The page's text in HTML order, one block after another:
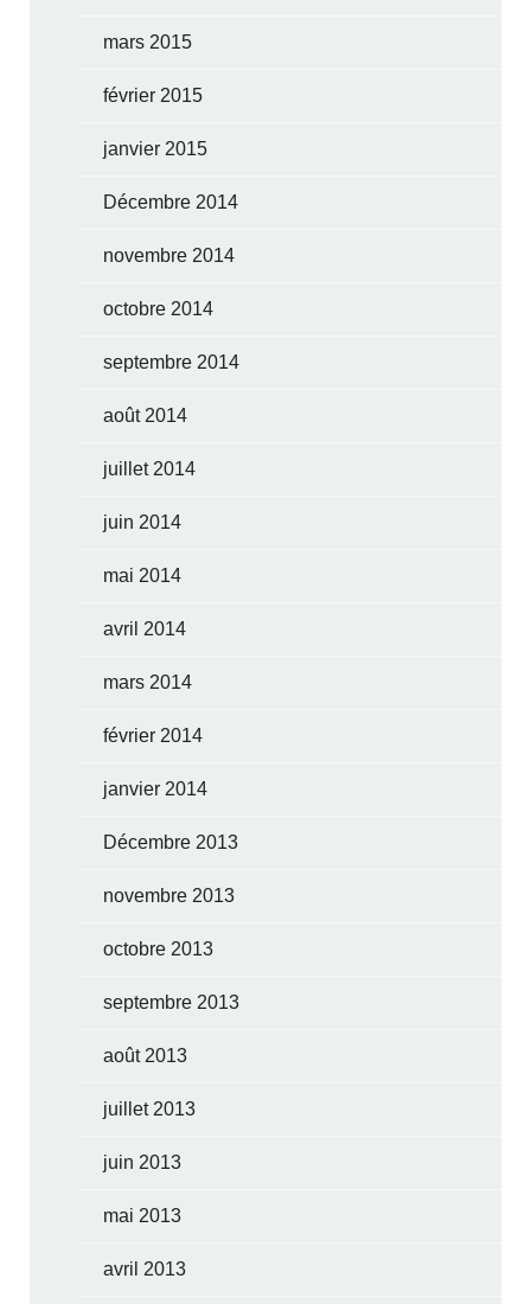
mars 2015
février 2015
janvier 2015
Décembre 2014
novembre 2014
octobre 2014
septembre 2014
août 2014
juillet 2014
juin 2014
mai 2014
avril 2014
mars 2014
février 2014
janvier 2014
Décembre 2013
novembre 2013
octobre 2013
septembre 2013
août 2013
juillet 2013
juin 2013
mai 2013
avril 2013